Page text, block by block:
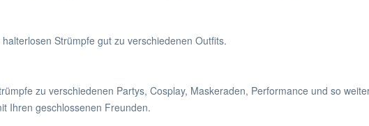
Strümpfe gut zu verschiedenen Outfits.
zu verschiedenen Partys, Cosplay, Maskeraden, Performance und so
Ihren geschlossenen Freunden.